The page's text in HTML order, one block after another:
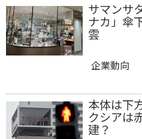
サマンサ
ナカ」傘
雲
企業動向
本体は下
クシアは
建？